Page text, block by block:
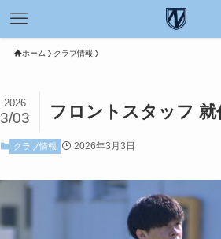
ホーム クラブ情報
フロントスタッフ
2026
3/03
クラブ情報 2026年3月3日